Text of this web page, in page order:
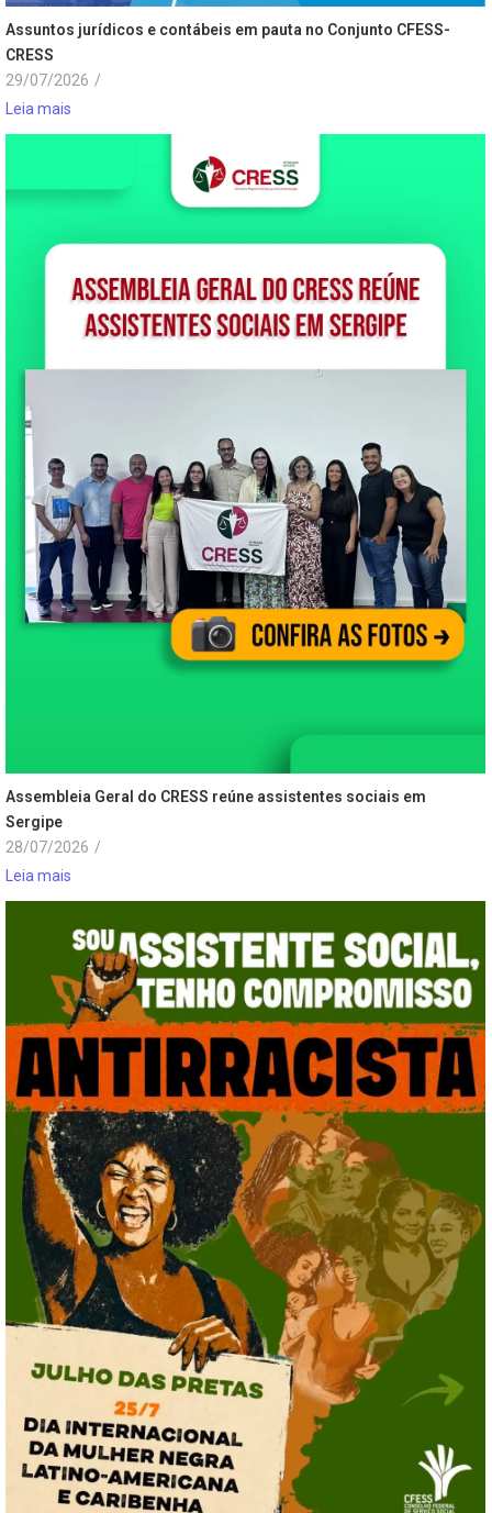
Assuntos jurídicos e contábeis em pauta no Conjunto CFESS-
CRESS
29/07/2026 /
Leia mais
Assembleia Geral do CRESS reúne assistentes sociais em
Sergipe
28/07/2026 /
Leia mais